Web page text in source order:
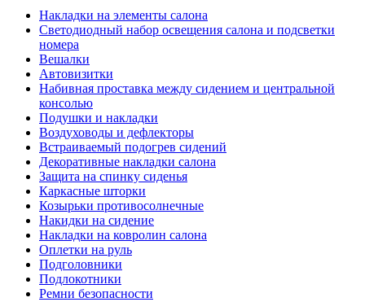
Накладки на элементы салона
Светодиодный набор освещения салона и подсветки
номера
Вешалки
Автовизитки
Набивная проставка между сидением и центральной
консолью
Подушки и накладки
Воздуховоды и дефлекторы
Встраиваемый подогрев сидений
Декоративные накладки салона
Защита на спинку сиденья
Каркасные шторки
Козырьки противосолнечные
Накидки на сидение
Накладки на ковролин салона
Оплетки на руль
Подголовники
Подлокотники
Ремни безопасности